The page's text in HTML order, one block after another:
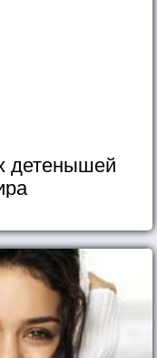
детенышей